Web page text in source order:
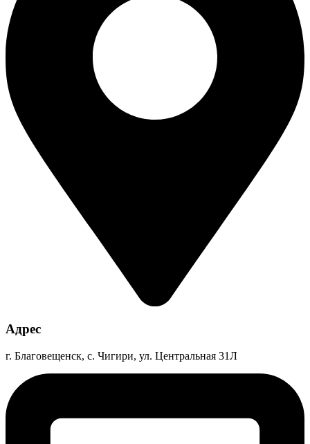
Адрес
г. Благовещенск, с. Чигири, ул. Центральная 31Л